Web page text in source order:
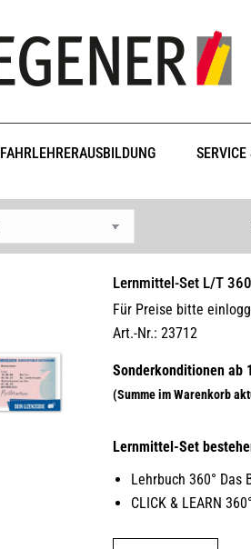
FAHRLEHRERAUSBILDUNG
Lernmittel-Set L/T
Für Preise bitte
Art.-Nr.: 23712
Lernmittel-Set
Lehrbuch 360° Das
CLICK & LEARN